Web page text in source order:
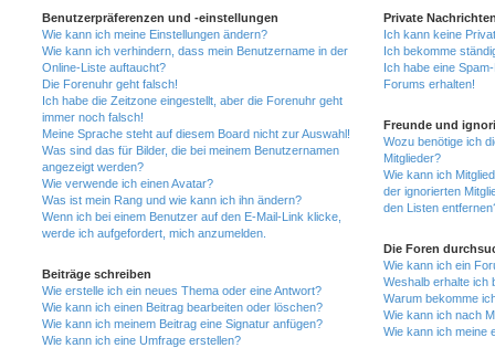
Benutzerpräferenzen und -einstellungen
Wie kann ich meine Einstellungen ändern?
Wie kann ich verhindern, dass mein Benutzername in der
Online-Liste auftaucht?
Die Forenuhr geht falsch!
Ich habe die Zeitzone eingestellt, aber die Forenuhr geht
immer noch falsch!
Meine Sprache steht auf diesem Board nicht zur Auswahl!
Was sind das für Bilder, die bei meinem Benutzernamen
angezeigt werden?
Wie verwende ich einen Avatar?
Was ist mein Rang und wie kann ich ihn ändern?
Wenn ich bei einem Benutzer auf den E-Mail-Link klicke,
werde ich aufgefordert, mich anzumelden.
Beiträge schreiben
Wie erstelle ich ein neues Thema oder eine Antwort?
Wie kann ich einen Beitrag bearbeiten oder löschen?
Wie kann ich meinem Beitrag eine Signatur anfügen?
Wie kann ich eine Umfrage erstellen?
Private
Ich kann keine
Ich bekomme
Ich habe eine
Forums erhalten!
Freunde und
Wozu benötige ich
Mitglieder?
Wie kann ich
der ignorierten
den Listen
Die Foren
Wie kann ich ein
Weshalb erhalte ich
Warum bekomme
Wie kann ich nach
Wie kann ich meine